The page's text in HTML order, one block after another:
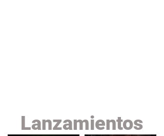
Lanzamientos